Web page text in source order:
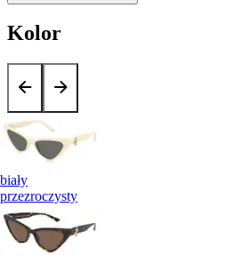
Kolor
biały
przezroczysty